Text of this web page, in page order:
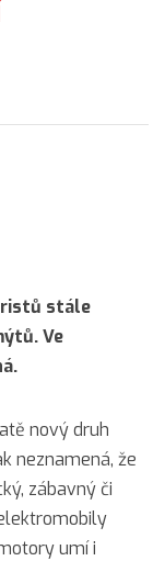
stále
Ve
nový druh
neznamená, že
zábavný či
umí i